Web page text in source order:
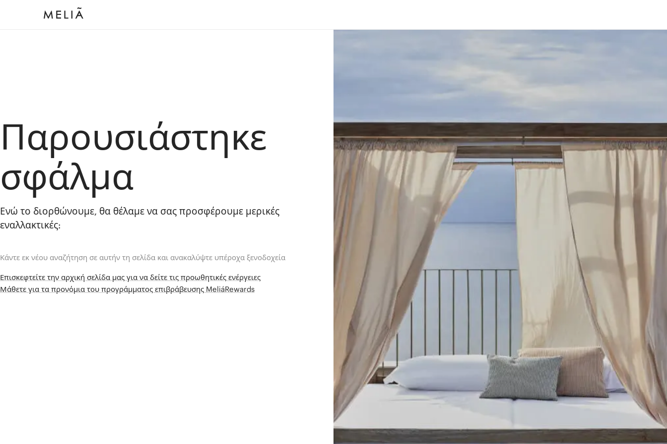
Παρουσιάστηκε
σφάλμα
Ενώ το διορθώνουμε, θα θέλαμε να σας προσφέρουμε μερικές
εναλλακτικές:
Κάντε εκ νέου αναζήτηση σε αυτήν τη σελίδα και ανακαλύψτε υπέροχα ξενοδοχεία
Επισκεφτείτε την αρχική σελίδα μας για να δείτε τις προωθητικές ενέργειες
Μάθετε για τα προνόμια του προγράμματος επιβράβευσης MeliáRewards